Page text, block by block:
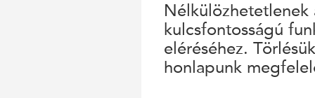
kulcsfontosságú
eléréséhez.
honlapunk